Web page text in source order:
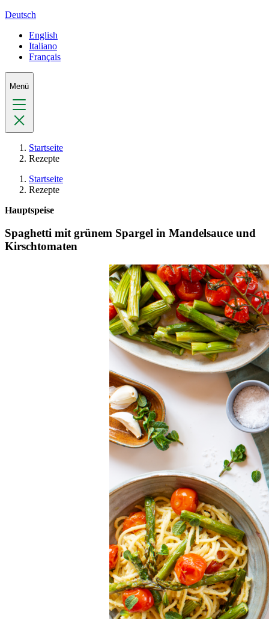
Deutsch
English
Italiano
Français
Menü
Startseite
Rezepte
Startseite
Rezepte
Hauptspeise
Spaghetti mit grünem Spargel in Mandelsauce und
Kirschtomaten